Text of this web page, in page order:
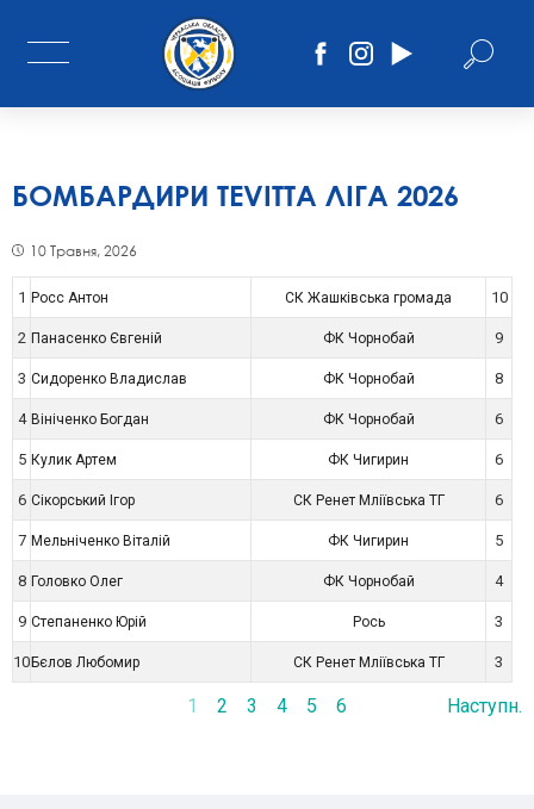
БОМБАРДИРИ TEVITTA ЛІГА 2026
10 Травня, 2026
1 Росс Антон СК Жашківська громада 10
2 Панасенко Євгеній ФК Чорнобай 9
3 Сидоренко Владислав ФК Чорнобай 8
4 Вініченко Богдан ФК Чорнобай 6
5 Кулик Артем ФК Чигирин 6
6 Сікорський Ігор СК Ренет Мліївська ТГ 6
7 Мельніченко Віталій ФК Чигирин 5
8 Головко Олег ФК Чорнобай 4
9 Степаненко Юрій Рось 3
10 Бєлов Любомир СК Ренет Мліївська ТГ 3
1 2 3 4 5 6 Наступн.